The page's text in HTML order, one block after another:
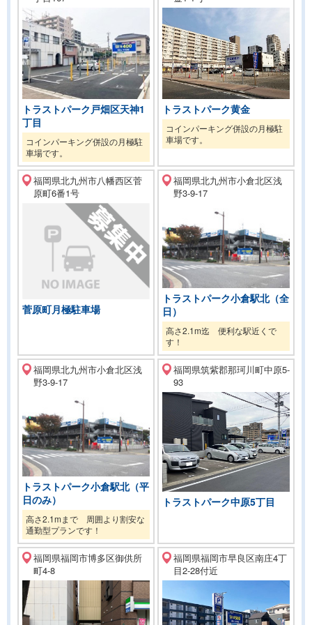
トラストパーク戸畑区天神1
丁目
コインパーキング併設の月極駐
車場です。
トラストパーク黄金
コインパーキング併設の月極駐
車場です。
福岡県北九州市八幡西区菅
原町6番1号
菅原町月極駐車場
福岡県北九州市小倉北区浅
野3-9-17
トラストパーク小倉駅北（全
日）
高さ2.1m迄 便利な駅近くで
す！
福岡県北九州市小倉北区浅
野3-9-17
トラストパーク小倉駅北（平
日のみ）
高さ2.1mまで 周囲より割安な
通勤型プランです！
福岡県筑紫郡那珂川町中原5-
93
トラストパーク中原5丁目
福岡県福岡市博多区御供所
町4-8
福岡県福岡市早良区南庄4丁
目2-28付近